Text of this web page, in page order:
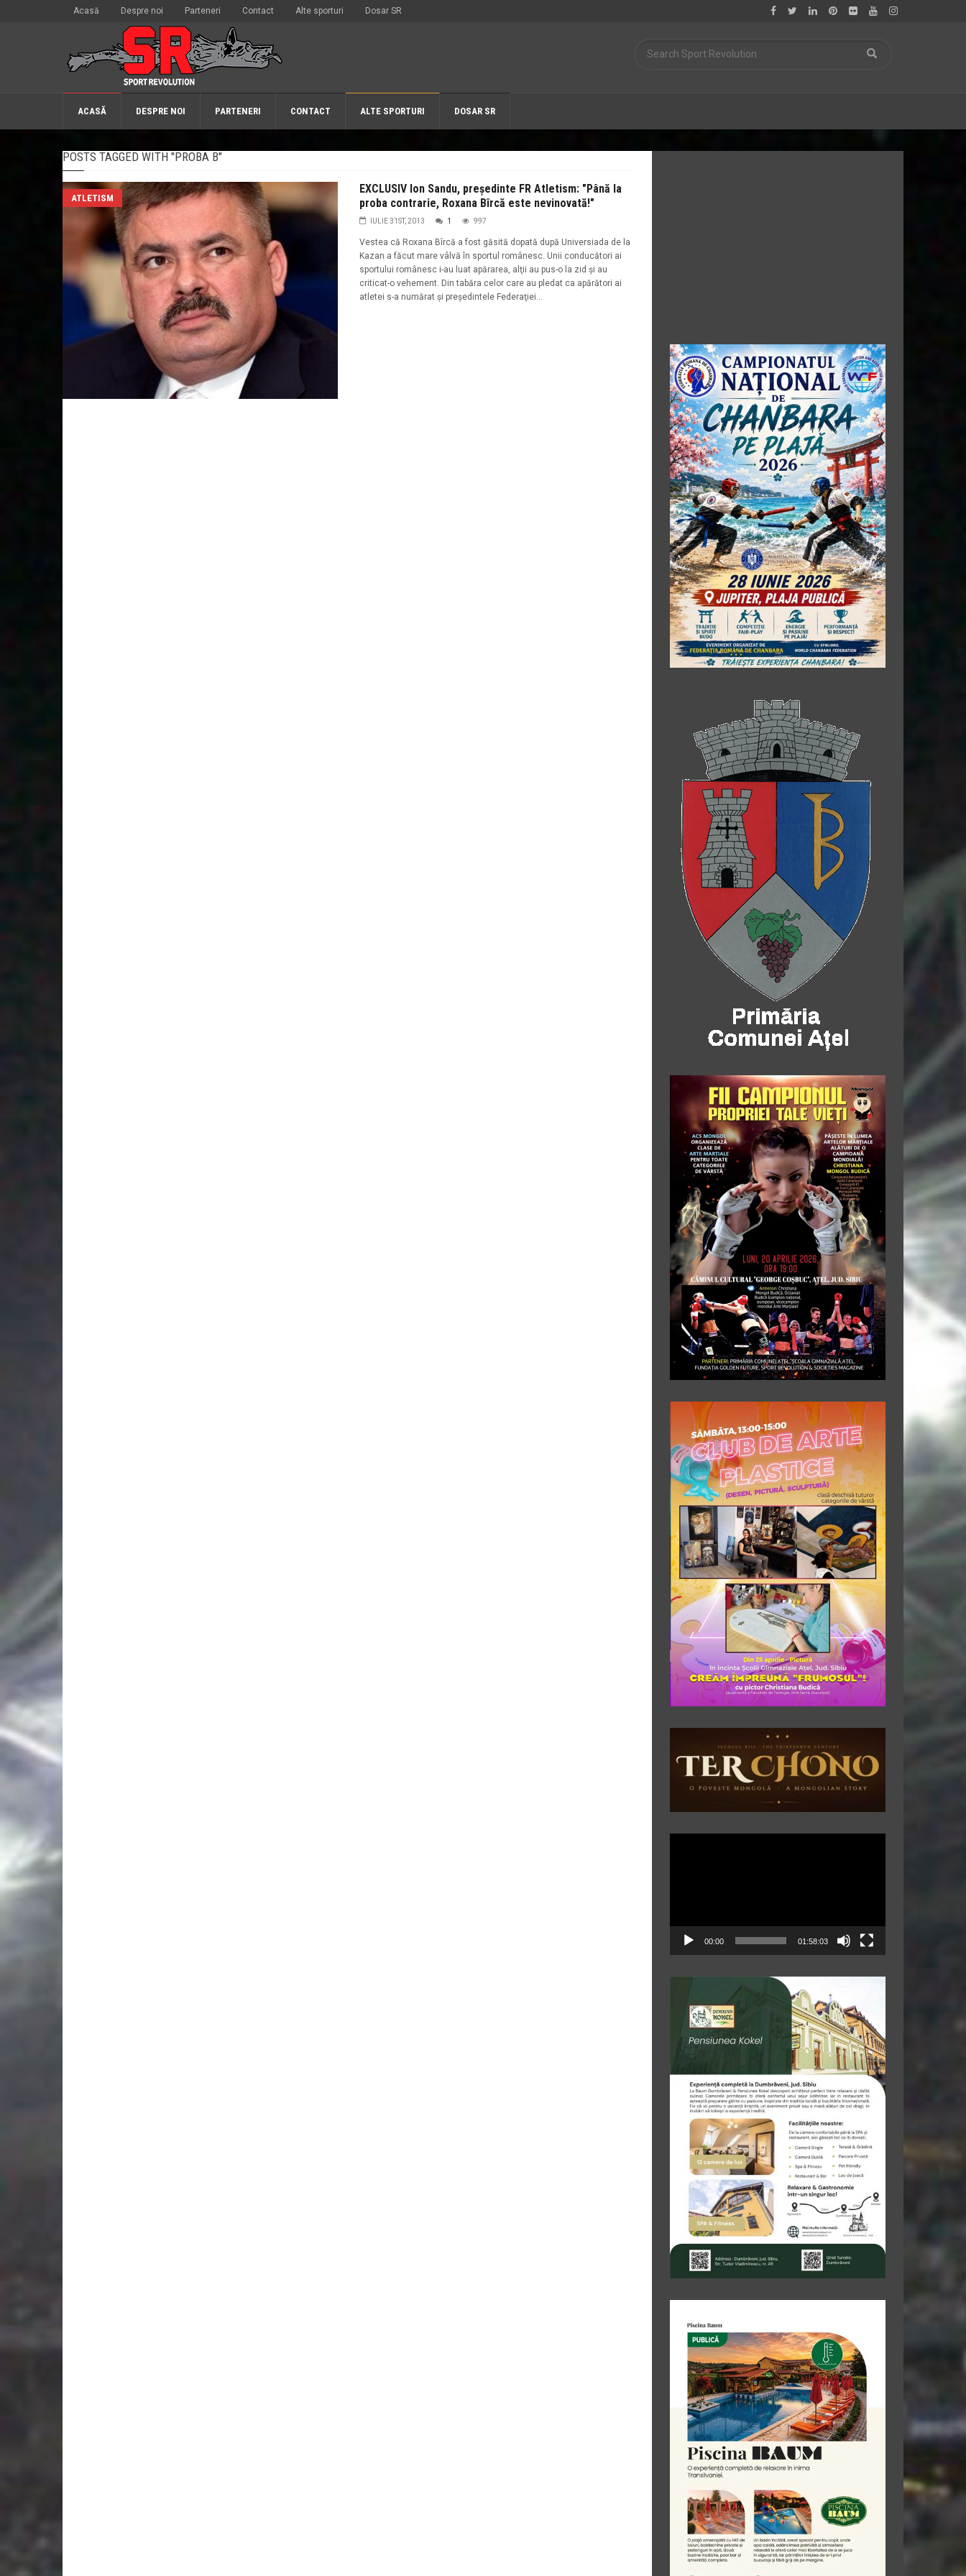
Acasă Despre noi Parteneri Contact Alte sporturi Dosar SR
ACASĂ DESPRE NOI PARTENERI CONTACT ALTE SPORTURI DOSAR SR
POSTS TAGGED WITH "PROBA B"
ATLETISM
EXCLUSIV Ion Sandu, preşedinte FR Atletism: "Până la
proba contrarie, Roxana Bîrcă este nevinovată!"
IULIE 31ST, 2013 1 997
Vestea că Roxana Bîrcă a fost găsită dopată după Universiada de la
Kazan a făcut mare vâlvă în sportul românesc. Unii conducători ai
sportului românesc i-au luat apărarea, alţii au pus-o la zid şi au
criticat-o vehement. Din tabăra celor care au pledat ca apărători ai
atletei s-a numărat şi preşedintele Federaţiei...
00:00 01:58:03